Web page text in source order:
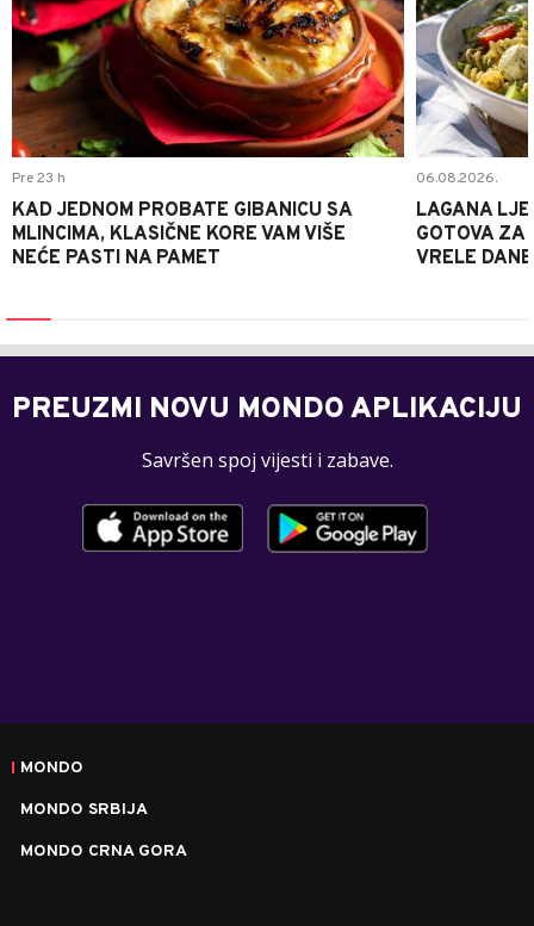
Pre 23 h
KAD JEDNOM PROBATE GIBANICU SA
MLINCIMA, KLASIČNE KORE VAM VIŠE
NEĆE PASTI NA PAMET
06.08.2026.
LAGANA
GOTOVA ZA
VRELE DANE
PREUZMI NOVU MONDO APLIKACIJU
Savršen spoj vijesti i zabave.
MONDO
MONDO SRBIJA
MONDO CRNA GORA